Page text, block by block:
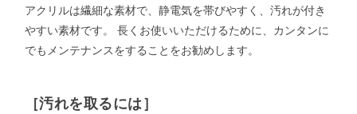
アクリルは繊細な素材で、静電気を帯びやすく、汚れが付き
やすい素材です。 長くお使いいただけるために、カンタンに
でもメンテナンスをすることをお勧めします。
［汚れを取るには］